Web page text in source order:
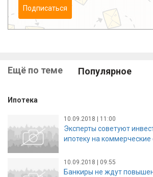
Подписаться
Ещё по теме Популярное
Ипотека
10.09.2018 | 11:00
Эксперты советуют
ипотеку на
10.09.2018 | 09:55
Банкиры не ждут